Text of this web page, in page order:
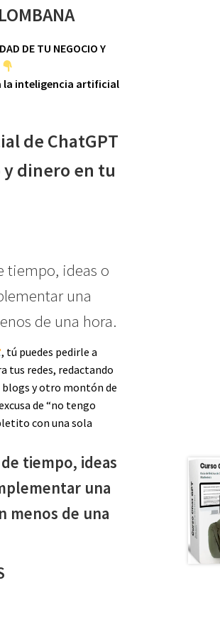
DE TU NEGOCIO Y
la inteligencia artificial
de ChatGPT
dinero en tu
tiempo, ideas o
una
de una hora.
, tú puedes pedirle a
tus redes, redactando
blogs y otro montón de
de “no tengo
con una sola
tiempo, ideas
una
menos de una